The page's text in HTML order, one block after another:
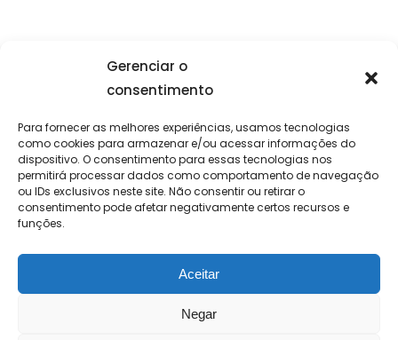
Gerenciar o
consentimento
Para fornecer as melhores experiências, usamos tecnologias
como cookies para armazenar e/ou acessar informações do
dispositivo. O consentimento para essas tecnologias nos
permitirá processar dados como comportamento de navegação
ou IDs exclusivos neste site. Não consentir ou retirar o
consentimento pode afetar negativamente certos recursos e
funções.
Aceitar
Negar